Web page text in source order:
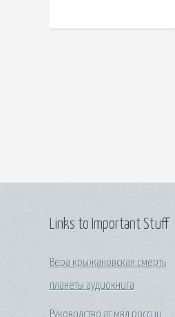
Links to Important Stuff
Вера крыжановская смерть
планеты аудиокнига